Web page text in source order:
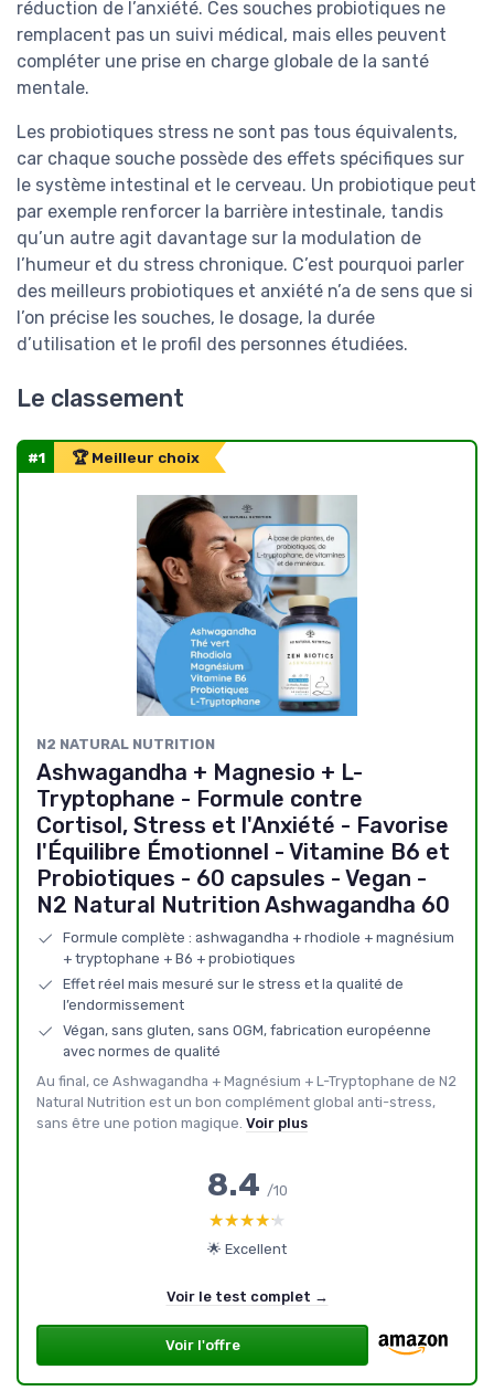
réduction de l’anxiété. Ces souches probiotiques ne
remplacent pas un suivi médical, mais elles peuvent
compléter une prise en charge globale de la santé
mentale.
Les probiotiques stress ne sont pas tous équivalents,
car chaque souche possède des effets spécifiques sur
le système intestinal et le cerveau. Un probiotique peut
par exemple renforcer la barrière intestinale, tandis
qu’un autre agit davantage sur la modulation de
l’humeur et du stress chronique. C’est pourquoi parler
des meilleurs probiotiques et anxiété n’a de sens que si
l’on précise les souches, le dosage, la durée
d’utilisation et le profil des personnes étudiées.
Le classement
#1 🏆 Meilleur choix
N2 NATURAL NUTRITION
Ashwagandha + Magnesio + L-
Tryptophane - Formule contre
Cortisol, Stress et l'Anxiété - Favorise
l'Équilibre Émotionnel - Vitamine B6 et
Probiotiques - 60 capsules - Vegan -
N2 Natural Nutrition Ashwagandha 60
Formule complète : ashwagandha + rhodiole + magnésium
+ tryptophane + B6 + probiotiques
Effet réel mais mesuré sur le stress et la qualité de
l’endormissement
Végan, sans gluten, sans OGM, fabrication européenne
avec normes de qualité
Au final, ce Ashwagandha + Magnésium + L-Tryptophane de N2
Natural Nutrition est un bon complément global anti-stress,
sans être une potion magique. Voir plus
8.4 /10
★★★★★
★★★★★
🌟 Excellent
Voir le test complet →
Voir l'offre